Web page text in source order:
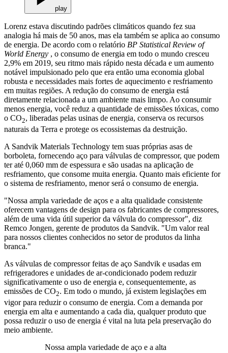
play
Lorenz estava discutindo padrões climáticos quando fez sua
analogia há mais de 50 anos, mas ela também se aplica ao consumo
de energia. De acordo com o relatório BP Statistical Review of
World Energy , o consumo de energia em todo o mundo cresceu
2,9% em 2019, seu ritmo mais rápido nesta década e um aumento
notável impulsionado pelo que era então uma economia global
robusta e necessidades mais fortes de aquecimento e resfriamento
em muitas regiões. A redução do consumo de energia está
diretamente relacionada a um ambiente mais limpo. Ao consumir
menos energia, você reduz a quantidade de emissões tóxicas, como
o CO2, liberadas pelas usinas de energia, conserva os recursos
naturais da Terra e protege os ecossistemas da destruição.
A Sandvik Materials Technology tem suas próprias asas de
borboleta, fornecendo aço para válvulas de compressor, que podem
ter até 0,060 mm de espessura e são usadas na aplicação de
resfriamento, que consome muita energia. Quanto mais eficiente for
o sistema de resfriamento, menor será o consumo de energia.
"Nossa ampla variedade de aços e a alta qualidade consistente
oferecem vantagens de design para os fabricantes de compressores,
além de uma vida útil superior da válvula do compressor", diz
Remco Jongen, gerente de produtos da Sandvik. "Um valor real
para nossos clientes conhecidos no setor de produtos da linha
branca."
As válvulas de compressor feitas de aço Sandvik e usadas em
refrigeradores e unidades de ar-condicionado podem reduzir
significativamente o uso de energia e, consequentemente, as
emissões de CO2. Em todo o mundo, já existem legislações em
vigor para reduzir o consumo de energia. Com a demanda por
energia em alta e aumentando a cada dia, qualquer produto que
possa reduzir o uso de energia é vital na luta pela preservação do
meio ambiente.
Nossa ampla variedade de aço e a alta